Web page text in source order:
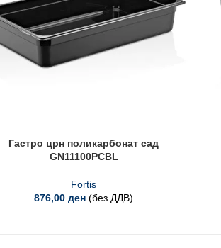
Гастро црн поликарбонат сад
GN11100PCBL
Fortis
876,00ден (без ДДВ)